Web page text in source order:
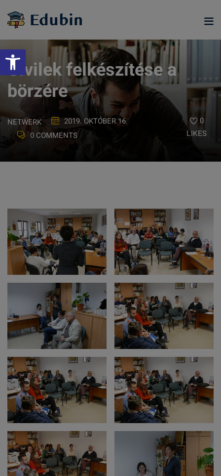
Eszköztár megnyitása
content
Civilek felkészítése a
börzére
NETWERK
2019. OKTÓBER 16.
0 COMMENTS
0
LIKES